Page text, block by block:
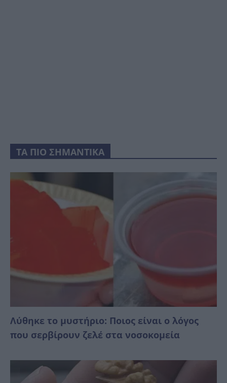
ΤΑ ΠΙΟ ΣΗΜΑΝΤΙΚΑ
Λύθηκε το μυστήριο: Ποιος είναι ο λόγος
που σερβίρουν ζελέ στα νοσοκομεία